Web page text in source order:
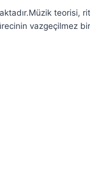
teorisi,
vazgeçilmez bir